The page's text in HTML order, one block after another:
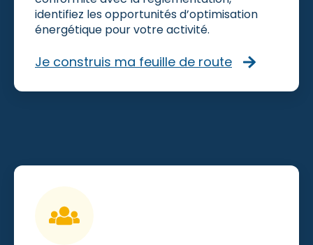
identifiez les opportunités d’optimisation
énergétique pour votre activité.
Je construis ma feuille de route